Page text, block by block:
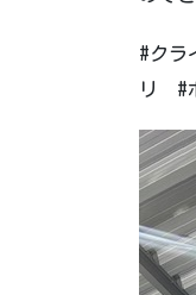
#ク
リ #